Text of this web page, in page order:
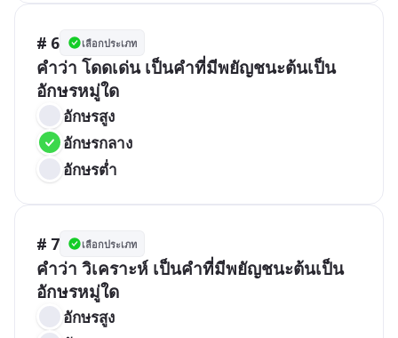
# 6 เลือกประเภท
คำว่า โดดเด่น เป็นคำที่มีพยัญชนะต้นเป็น
อักษรหมู่ใด
อักษรสูง
อักษรกลาง
อักษรต่ำ
# 7 เลือกประเภท
คำว่า วิเคราะห์ เป็นคำที่มีพยัญชนะต้นเป็น
อักษรหมู่ใด
อักษรสูง